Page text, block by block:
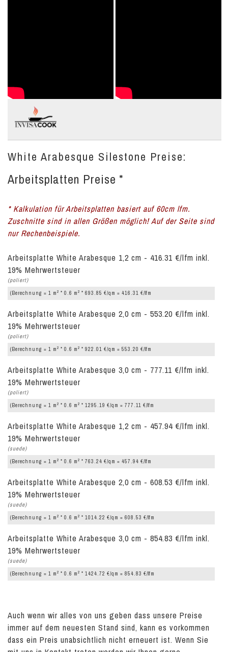
White Arabesque Silestone Preise:
Arbeitsplatten Preise *
* Kalkulation für Arbeitsplatten basiert auf 60cm lfm.
Zuschnitte sind in allen Größen möglich! Auf der Seite sind
nur Rechenbeispiele.
Arbeitsplatte White Arabesque 1,2 cm - 416.31 €/lfm inkl.
19% Mehrwertsteuer
(poliert)
(Berechnung = 1 m 2 * 0.6 m 2 * 693.85 €/qm = 416.31 €/lfm
Arbeitsplatte White Arabesque 2,0 cm - 553.20 €/lfm inkl.
19% Mehrwertsteuer
(poliert)
(Berechnung = 1 m 2 * 0.6 m 2 * 922.01 €/qm = 553.20 €/lfm
Arbeitsplatte White Arabesque 3,0 cm - 777.11 €/lfm inkl.
19% Mehrwertsteuer
(poliert)
(Berechnung = 1 m 2 * 0.6 m 2 * 1295.19 €/qm = 777.11 €/lfm
Arbeitsplatte White Arabesque 1,2 cm - 457.94 €/lfm inkl.
19% Mehrwertsteuer
(suede)
(Berechnung = 1 m 2 * 0.6 m 2 * 763.24 €/qm = 457.94 €/lfm
Arbeitsplatte White Arabesque 2,0 cm - 608.53 €/lfm inkl.
19% Mehrwertsteuer
(suede)
(Berechnung = 1 m 2 * 0.6 m 2 * 1014.22 €/qm = 608.53 €/lfm
Arbeitsplatte White Arabesque 3,0 cm - 854.83 €/lfm inkl.
19% Mehrwertsteuer
(suede)
(Berechnung = 1 m 2 * 0.6 m 2 * 1424.72 €/qm = 854.83 €/lfm
Auch wenn wir alles von uns geben dass unsere Preise
immer auf dem neuesten Stand sind, kann es vorkommen
dass ein Preis unabsichtlich nicht erneuert ist. Wenn Sie